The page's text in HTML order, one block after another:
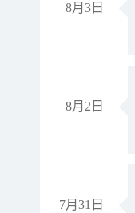
8月3日
8月2日
7月31日